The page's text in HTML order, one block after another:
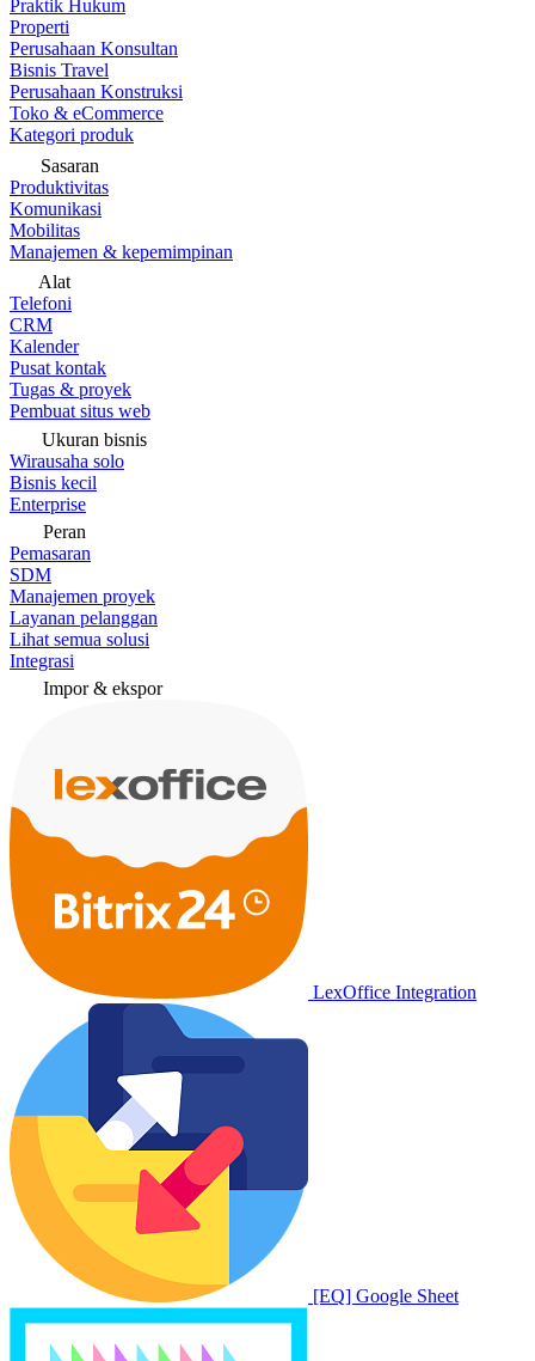
Praktik Hukum
Properti
Perusahaan Konsultan
Bisnis Travel
Perusahaan Konstruksi
Toko & eCommerce
Kategori produk
Sasaran
Produktivitas
Komunikasi
Mobilitas
Manajemen & kepemimpinan
Alat
Telefoni
CRM
Kalender
Pusat kontak
Tugas & proyek
Pembuat situs web
Ukuran bisnis
Wirausaha solo
Bisnis kecil
Enterprise
Peran
Pemasaran
SDM
Manajemen proyek
Layanan pelanggan
Lihat semua solusi
Integrasi
Impor & ekspor
LexOffice Integration
[EQ] Google Sheet